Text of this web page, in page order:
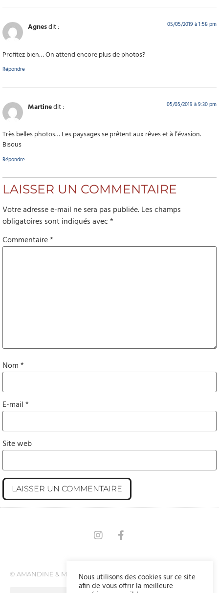
Agnesdit : 05/05/2019 à 1:58 pm
Profitez bien… On attend encore plus de photos?
Répondre
Martinedit : 05/05/2019 à 9:30 pm
Très belles photos… Les paysages se prêtent aux rêves et à l’évasion.
Bisous
Répondre
LAISSER UN COMMENTAIRE
Votre adresse e-mail ne sera pas publiée.Les champs
obligatoires sont indiqués avec*
Commentaire*
Nom*
E-mail*
Site web
© AMANDINE & MARVINNous utilisons des cookies sur ce site
afin de vous offrir la meilleure